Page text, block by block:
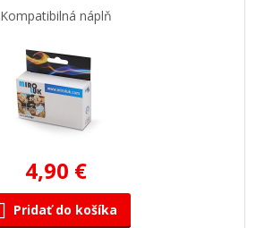
Kompatibilná náplň
4,90 €
Pridať do košíka